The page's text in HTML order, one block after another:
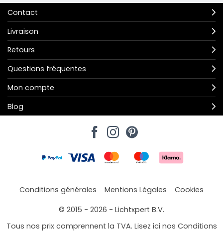
Contact
Livraison
Retours
Questions fréquentes
Mon compte
Blog
Conditions générales Mentions Légales
Cookies
© 2015 - 2026 - Lichtxpert B.V.
Tous nos prix comprennent la TVA. Lisez ici nos Conditions